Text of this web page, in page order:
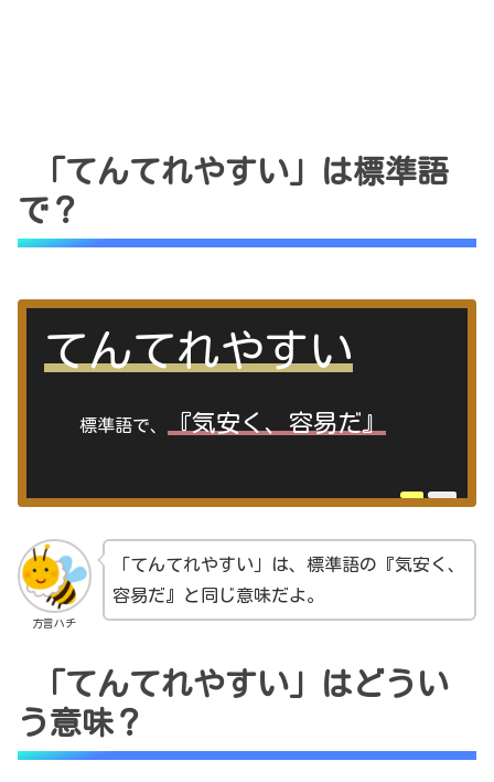
「てんてれやすい」は標準語
で？
てんてれやすい
標準語で、 『気安く、容易だ』
方言ハチ
「てんてれやすい」は、標準語の『気安く、
容易だ』と同じ意味だよ。
「てんてれやすい」はどうい
う意味？